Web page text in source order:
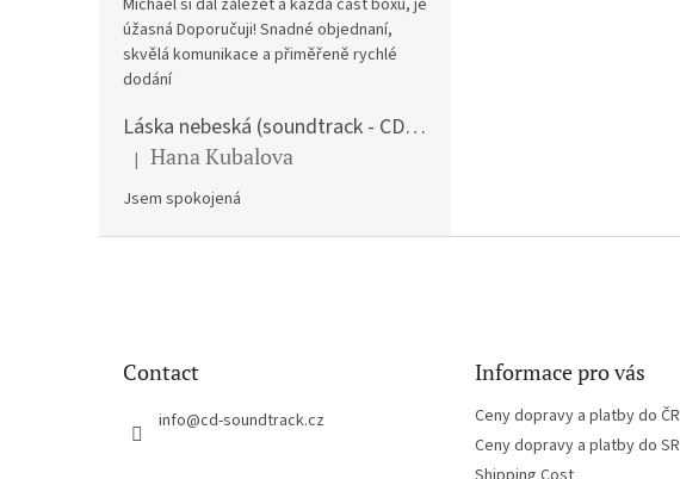
Michael si dal záležet a každá část boxu, je
úžasná Doporučuji! Snadné objednaní,
skvělá komunikace a přiměřeně rychlé
dodání
Láska nebeská (soundtrack - CD) Love Actually
The product rating is 5 out of 5 stars.
| Hana Kubalova
Jsem spokojená
Contact
info@cd-soundtrack.cz
Informace pro vás
Ceny dopravy a platby do ČR
Ceny dopravy a platby do SR